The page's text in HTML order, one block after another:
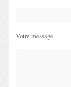
Votre message